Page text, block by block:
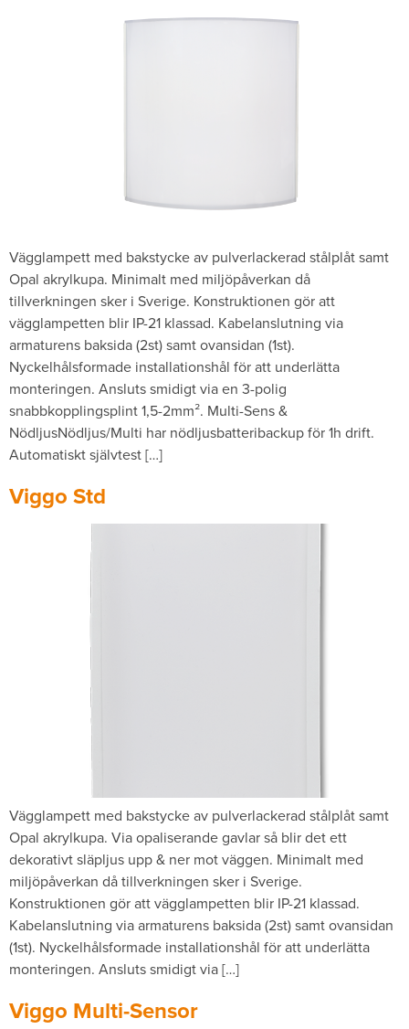
Vägglampett med bakstycke av pulverlackerad stålplåt samt
Opal akrylkupa. Minimalt med miljöpåverkan då
tillverkningen sker i Sverige. Konstruktionen gör att
vägglampetten blir IP-21 klassad. Kabelanslutning via
armaturens baksida (2st) samt ovansidan (1st).
Nyckelhålsformade installationshål för att underlätta
monteringen. Ansluts smidigt via en 3-polig
snabbkopplingsplint 1,5-2mm­². Multi-Sens &
NödljusNödljus/Multi har nödljusbatteribackup för 1h drift.
Automatiskt självtest […]
Viggo Std
Vägglampett med bakstycke av pulverlackerad stålplåt samt
Opal akrylkupa. Via opaliserande gavlar så blir det ett
dekorativt släpljus upp & ner mot väggen. Minimalt med
miljöpåverkan då tillverkningen sker i Sverige.
Konstruktionen gör att vägglampetten blir IP-21 klassad.
Kabelanslutning via armaturens baksida (2st) samt ovansidan
(1st). Nyckelhålsformade installationshål för att underlätta
monteringen. Ansluts smidigt via […]
Viggo Multi-Sensor